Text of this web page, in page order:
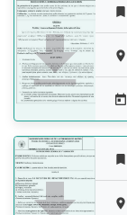





